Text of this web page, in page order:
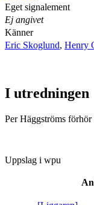
Eget signalement
Ej angivet
Känner
Eric Skoglund, Henry
I utredningen
Per Häggströms
Uppslag i wpu